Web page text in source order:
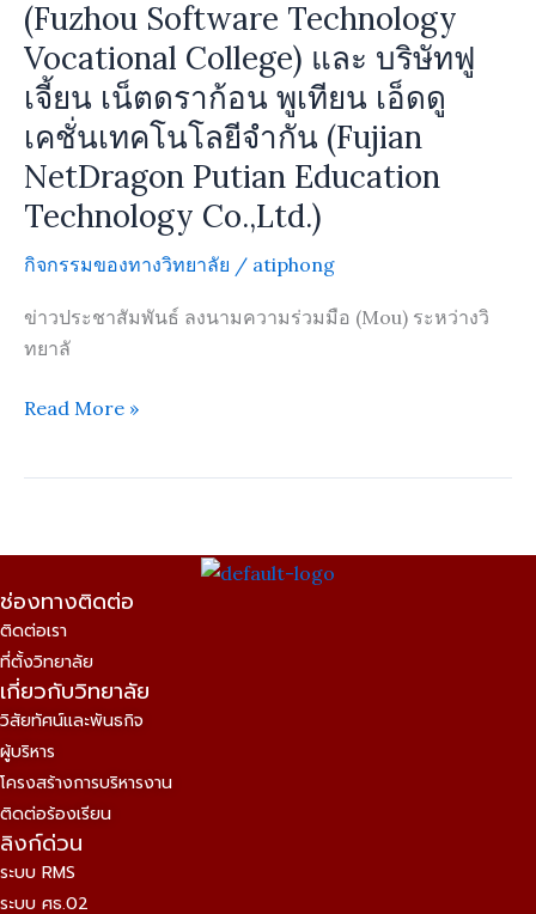
(Fuzhou Software Technology
Vocational College) และ บริษัทฟู
เจี้ยน เน็ตดราก้อน พูเทียน เอ็ดดู
เคชั่นเทคโนโลยีจำกัน (Fujian
NetDragon Putian Education
Technology Co.,Ltd.)
กิจกรรมของทางวิทยาลัย / atiphong
ข่าวประชาสัมพันธ์ ลงนามความร่วมมือ (Mou) ระหว่างวิ
ทยาลั
ระหว่าง
วิทยาลัย
เทคนิค
ปากช่อง
กับ
วิทยา
ลัย
และ
(Fuzhou
และ
ฟู
เจี้ยน
เน็ต
ดรา
เทียน
เอ็ด
เคชั่น
Read More »
ช่องทางติดต่อ
ติดต่อเรา
ที่ตั้งวิทยาลัย
เกี่ยวกับวิทยาลัย
วิสัยทัศน์และพันธกิจ
ผู้บริหาร
โครงสร้างการบริหารงาน
ติดต่อร้องเรียน
ลิงก์ด่วน
ระบบ RMS
ระบบ ศธ.02